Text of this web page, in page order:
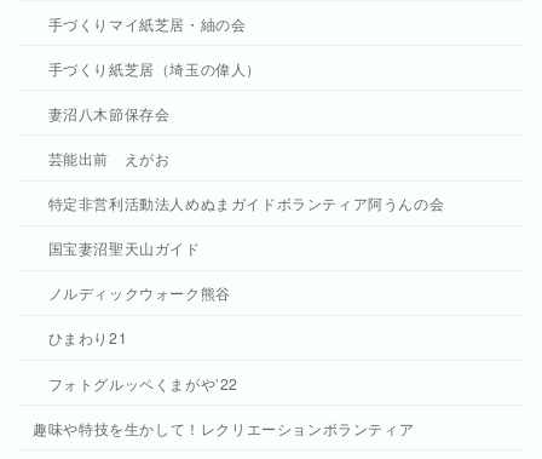
手づくりマイ紙芝居・紬の会
手づくり紙芝居（埼玉の偉人）
妻沼八木節保存会
芸能出前 えがお
特定非営利活動法人めぬまガイドボランティア阿うんの会
国宝妻沼聖天山ガイド
ノルディックウォーク熊谷
ひまわり21
フォトグルッペくまがや’22
趣味や特技を生かして！レクリエーションボランティア